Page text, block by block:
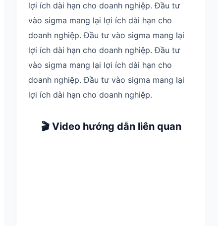
lợi ích dài hạn cho doanh nghiệp. Đầu tư
vào sigma mang lại lợi ích dài hạn cho
doanh nghiệp. Đầu tư vào sigma mang lại
lợi ích dài hạn cho doanh nghiệp. Đầu tư
vào sigma mang lại lợi ích dài hạn cho
doanh nghiệp. Đầu tư vào sigma mang lại
lợi ích dài hạn cho doanh nghiệp.
🎬 Video hướng dẫn liên quan